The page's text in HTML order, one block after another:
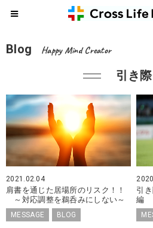
Blog Happy Mind Creator
引き際
2021.02.04
肩書を通じた居場所のリスク！！
～対応調整を鵜呑みにしない～
MESSAGE BLOG
引
編